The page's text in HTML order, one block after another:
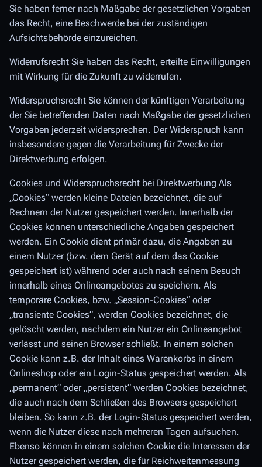
Sie haben ferner nach Maßgabe der gesetzlichen Vorgaben
das Recht, eine Beschwerde bei der zuständigen
Aufsichtsbehörde einzureichen.
Widerrufsrecht Sie haben das Recht, erteilte Einwilligungen
mit Wirkung für die Zukunft zu widerrufen.
Widerspruchsrecht Sie können der künftigen Verarbeitung
der Sie betreffenden Daten nach Maßgabe der gesetzlichen
Vorgaben jederzeit widersprechen. Der Widerspruch kann
insbesondere gegen die Verarbeitung für Zwecke der
Direktwerbung erfolgen.
Cookies und Widerspruchsrecht bei Direktwerbung Als
„Cookies“ werden kleine Dateien bezeichnet, die auf
Rechnern der Nutzer gespeichert werden. Innerhalb der
Cookies können unterschiedliche Angaben gespeichert
werden. Ein Cookie dient primär dazu, die Angaben zu
einem Nutzer (bzw. dem Gerät auf dem das Cookie
gespeichert ist) während oder auch nach seinem Besuch
innerhalb eines Onlineangebotes zu speichern. Als
temporäre Cookies, bzw. „Session-Cookies“ oder
„transiente Cookies“, werden Cookies bezeichnet, die
gelöscht werden, nachdem ein Nutzer ein Onlineangebot
verlässt und seinen Browser schließt. In einem solchen
Cookie kann z.B. der Inhalt eines Warenkorbs in einem
Onlineshop oder ein Login-Status gespeichert werden. Als
„permanent“ oder „persistent“ werden Cookies bezeichnet,
die auch nach dem Schließen des Browsers gespeichert
bleiben. So kann z.B. der Login-Status gespeichert werden,
wenn die Nutzer diese nach mehreren Tagen aufsuchen.
Ebenso können in einem solchen Cookie die Interessen der
Nutzer gespeichert werden, die für Reichweitenmessung